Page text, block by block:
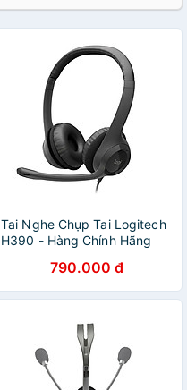
Tai Nghe Chụp Tai Logitech
H390 - Hàng Chính Hãng
790.000 đ